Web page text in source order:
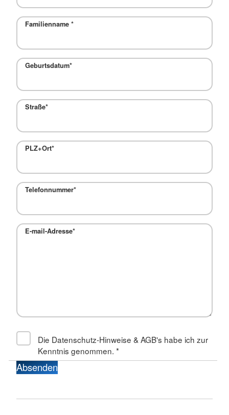
Familienname *
Geburtsdatum*
Straße*
PLZ+Ort*
Telefonnummer*
E-mail-Adresse*
Die Datenschutz-Hinweise & AGB's habe ich zur
Kenntnis genommen. *
Absenden